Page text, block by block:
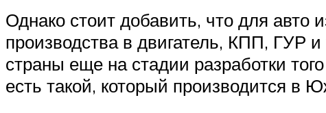
Однако стоит добавить, что для авто
производства в двигатель, КПП, ГУР
страны еще на стадии разработки
есть такой, который производится в